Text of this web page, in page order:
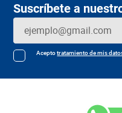
Suscríbete a
Aceptotratamiento de mis